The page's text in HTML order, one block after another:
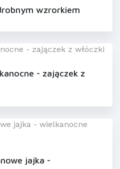
wzrorkiem
- zajączek z
jajka -